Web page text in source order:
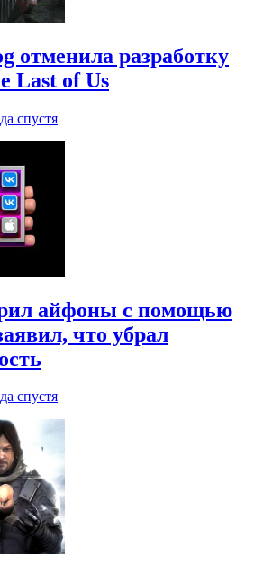
отменила разработку
Last of Us
спустя
айфоны с помощью
что убрал
спустя